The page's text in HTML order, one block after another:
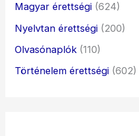
Magyar érettségi (624)
Nyelvtan érettségi (200)
Olvasónaplók (110)
Történelem érettségi (602)